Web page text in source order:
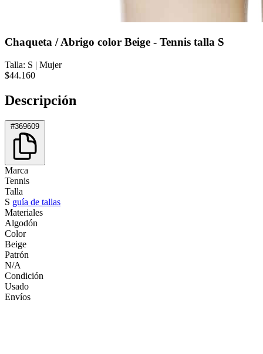
Chaqueta / Abrigo color Beige - Tennis talla S
Talla: S | Mujer
$44.160
Descripción
#369609
Marca
Tennis
Talla
S guía de tallas
Materiales
Algodón
Color
Beige
Patrón
N/A
Condición
Usado
Envíos